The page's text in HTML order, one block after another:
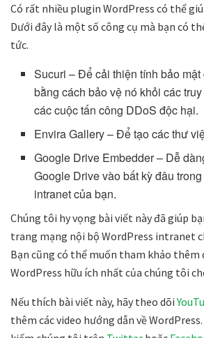
Có rất nhiều plugin WordPress có thể
Dưới đây là một số công cụ mà bạn có
tức.
Sucuri – Để cải thiện tính bảo
bằng cách bảo vệ nó khỏi các
các cuộc tấn công DDoS độc hại.
Envira Gallery – Để tạo các thư
Google Drive Embedder – Dễ
Google Drive vào bất kỳ đâu
intranet của bạn.
Chúng tôi hy vọng bài viết này đã giúp
trang mạng nội bộ WordPress intranet
Bạn cũng có thể muốn tham khảo thêm
WordPress hữu ích nhất của chúng tôi
Nếu thích bài viết này, hãy theo dõi
thêm các video hướng dẫn về